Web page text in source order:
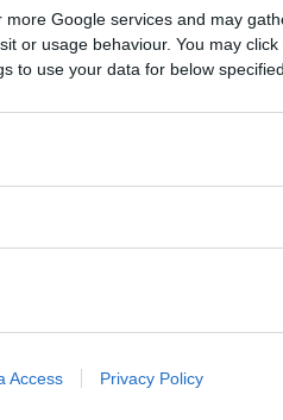
Google services and may
or usage behaviour. You may
to use your data for below
Access Privacy Policy
infatti,
non rendere
è anche quello
che le
colazione da
vicini. Ogni
soprattutto,